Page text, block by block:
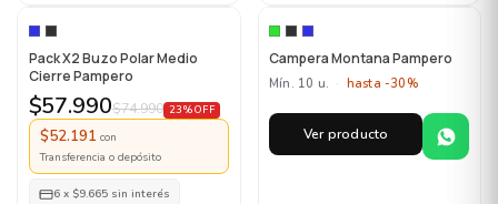
Pack X2 Buzo Polar Medio
Cierre Pampero
$57.990$74.990 23% OFF
$52.191 con
Transferencia o depósito
6 x $9.665 sin interés
Campera Montana Pampero
Mín. 10 u. · hasta -30%
Ver producto